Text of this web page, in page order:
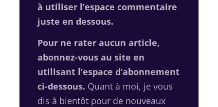
à utiliser l’espace commentaire
juste en dessous.
Pour ne rater aucun article,
abonnez-vous au site en
utilisant l’espace d’abonnement
ci-dessous. Quant à moi, je vous
dis à bientôt pour de nouveaux